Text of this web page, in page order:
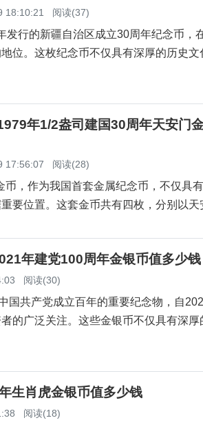
18:10:21 阅读(37)
发行的新疆自治区成立30周年纪念币，
位。这枚纪念币不仅具有深厚的历史文
年1/2盎司建国30周年天安门
17:56:07 阅读(28)
，作为我国首套金属纪念币，不仅具
要位置。这套金币共有四枚，分别以
年建党100周年金银币值多少钱
阅读(30)
国共产党成立百年的重要纪念物，自
的广泛关注。这些金银币不仅具有深厚
生肖虎金银币值多少钱
阅读(18)